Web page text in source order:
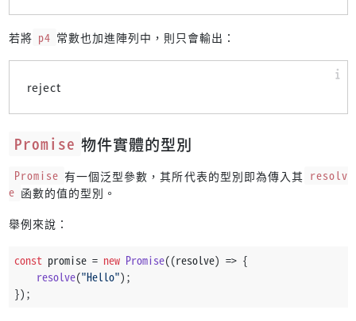
若將 p4 常數也加進陣列中，則只會輸出：
reject
Promise 物件實體的型別
Promise 有一個泛型參數，其所代表的型別即為傳入其 resolv
e 函數的值的型別。
舉例來說：
const promise = new Promise((resolve) => {
resolve("Hello");
});